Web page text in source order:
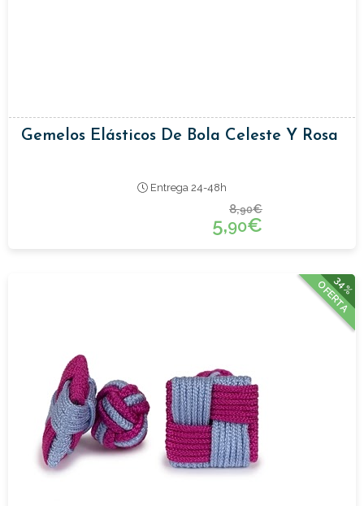
Gemelos Elásticos De Bola Celeste Y Rosa
Entrega 24-48h
8,90€
5,90€
34%
OFERTA